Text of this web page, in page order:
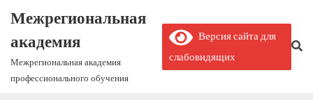
Межрегиональная
академия
Межрегиональная академия
профессионального обучения
Версия сайта для
слабовидящих